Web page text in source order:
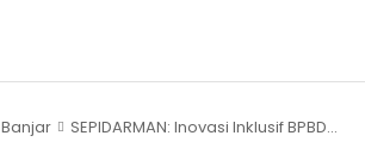
SEPIDARMAN: Inovasi Inklusif BPBD...